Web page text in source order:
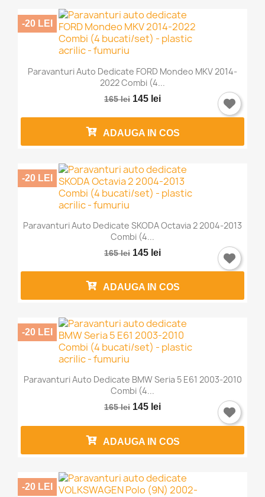
Paravanturi Auto Dedicate FORD Mondeo MKV 2014-
2022 Combi (4...
165 lei 145 lei
-20 LEI
ADAUGA IN COS
Paravanturi Auto Dedicate SKODA Octavia 2 2004-2013
Combi (4...
165 lei 145 lei
-20 LEI
ADAUGA IN COS
Paravanturi Auto Dedicate BMW Seria 5 E61 2003-2010
Combi (4...
165 lei 145 lei
-20 LEI
ADAUGA IN COS
-20 LEI